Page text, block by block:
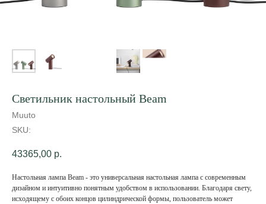
Светильник настольный Beam
Muuto
SKU:
43365,00 р.
Настольная лампа Beam - это универсальная настольная лампа с современным
дизайном и интуитивно понятным удобством в использовании. Благодаря свету,
исходящему с обоих концов цилиндрической формы, пользователь может